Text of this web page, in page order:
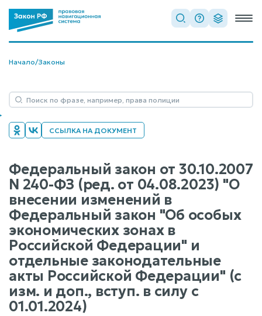
Начало/Законы
ССЫЛКА НА ДОКУМЕНТ
Федеральный закон от 30.10.2007
N 240-ФЗ (ред. от 04.08.2023) "О
внесении изменений в
Федеральный закон "Об особых
экономических зонах в
Российской Федерации" и
отдельные законодательные
акты Российской Федерации" (с
изм. и доп., вступ. в силу с
01.01.2024)